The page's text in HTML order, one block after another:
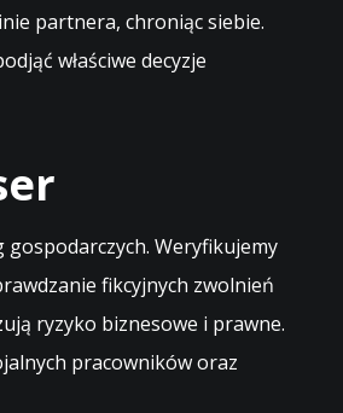
partnera, chroniąc siebie.
właściwe decyzje
gospodarczych. Weryfikujemy
fikcyjnych zwolnień
ryzyko biznesowe i prawne.
pracowników oraz